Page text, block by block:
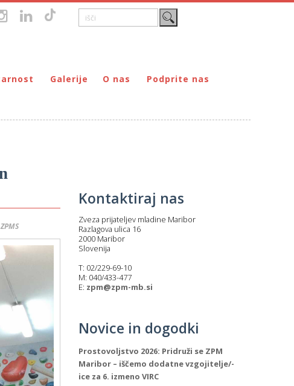
– Društvo prijateljev mladine Maribor
Galerije O nas
Poslanstvo
Partnerji
Podprite nas
DONIRAJ – za pravne osebe
ZPMS
Kontaktiraj nas
Zveza prijateljev mladine Maribor
Razlagova ulica 16
2000 Maribor
Slovenija
T: 02/229-69-10
M: 040/433-477
E: zpm@zpm-mb.si
Novice in dogodki
Prostovoljstvo 2026: Pridruži se ZPM
Maribor – iščemo dodatne vzgojitelje/-
ice za 6. izmeno VIRC